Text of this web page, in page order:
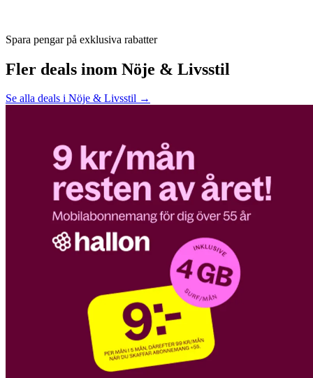
Spara pengar på exklusiva rabatter
Fler deals inom Nöje & Livsstil
Se alla deals i Nöje & Livsstil →